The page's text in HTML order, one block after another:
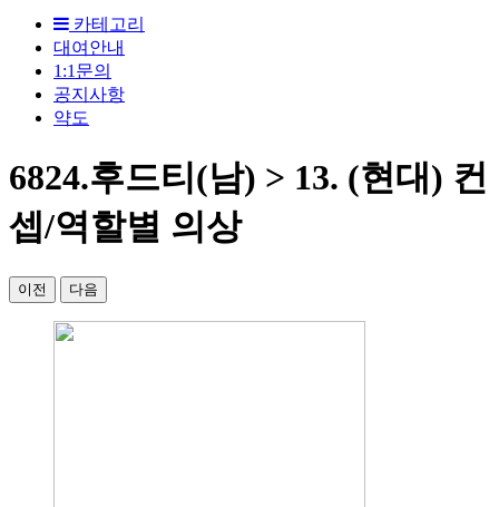
카테고리
대여안내
1:1문의
공지사항
약도
6824.후드티(남) > 13. (현대) 컨
셉/역할별 의상
이전 다음